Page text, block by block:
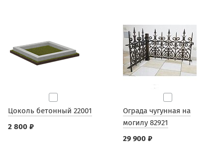
Цоколь бетонный 22001
2 800 ₽
Ограда чугунная на
могилу 82921
29 900 ₽